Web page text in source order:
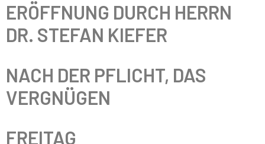
ERÖFFNUNG DURCH HERRN
DR. STEFAN KIEFER
NACH DER PFLICHT, DAS
VERGNÜGEN
FREITAG